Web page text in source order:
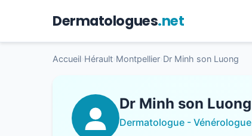
Dermatologues.net
Accueil Hérault Montpellier Dr Minh son Luong
Dr Minh son Luong
Dermatologue - Vénérologue